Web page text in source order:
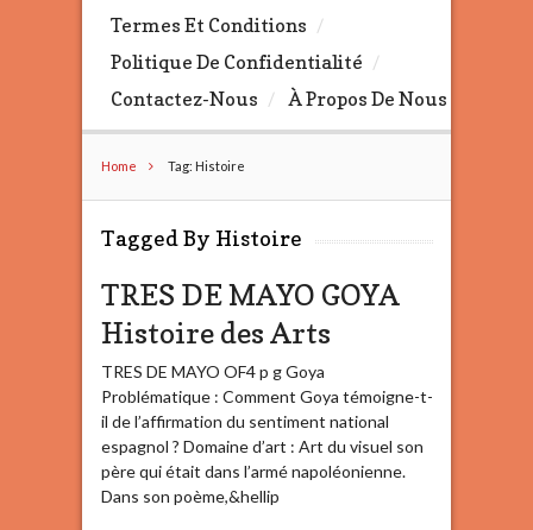
Termes Et Conditions
Politique De Confidentialité
Contactez-Nous
À Propos De Nous
Home Tag: Histoire
Tagged By Histoire
TRES DE MAYO GOYA
Histoire des Arts
TRES DE MAYO OF4 p g Goya
Problématique : Comment Goya témoigne-t-
il de l’affirmation du sentiment national
espagnol ? Domaine d’art : Art du visuel son
père qui était dans l’armé napoléonienne.
Dans son poème,&hellip